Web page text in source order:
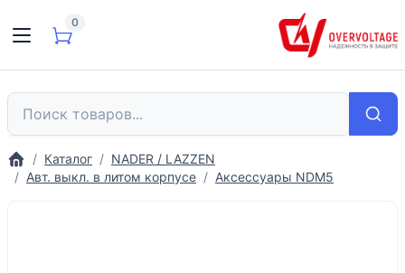
0
Каталог
NADER / LAZZEN
Авт. выкл. в литом корпусе
Аксессуары NDM5